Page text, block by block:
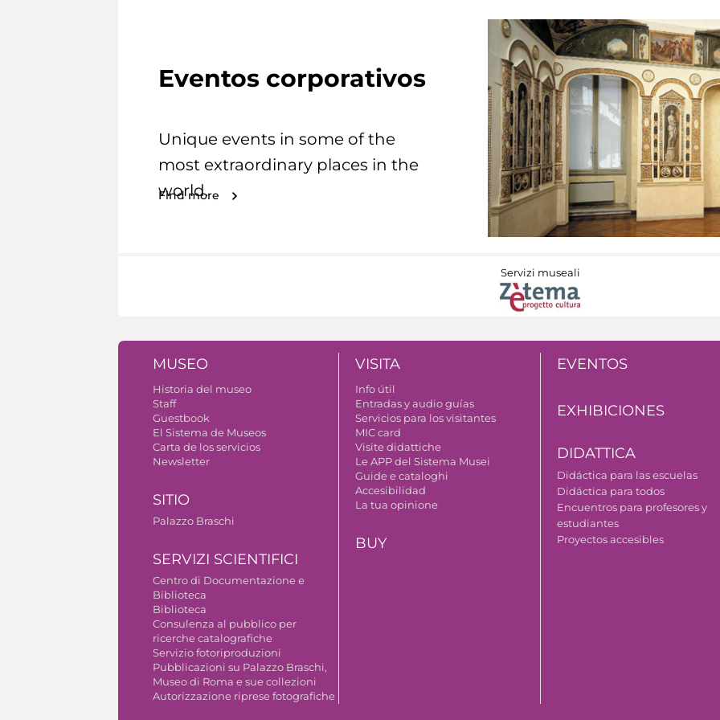
Eventos corporativos
Unique events in some of the
most extraordinary places in the
world.
Find more
Servizi museali
MUSEO
Historia del museo
Staff
Guestbook
El Sistema de Museos
Carta de los servicios
Newsletter
SITIO
Palazzo Braschi
SERVIZI SCIENTIFICI
Centro di Documentazione e
Biblioteca
Biblioteca
Consulenza al pubblico per
ricerche catalografiche
Servizio fotoriproduzioni
Pubblicazioni su Palazzo Braschi,
Museo di Roma e sue collezioni
Autorizzazione riprese fotografiche
VISITA
Info útil
Entradas y audio guías
Servicios para los visitantes
MIC card
Visite didattiche
Le APP del Sistema Musei
Guide e cataloghi
Accesibilidad
La tua opinione
BUY
EVENTOS
EXHIBICIONES
DIDATTICA
Didáctica para las escuelas
Didáctica para todos
Encuentros para profesores y
estudiantes
Proyectos accesibles